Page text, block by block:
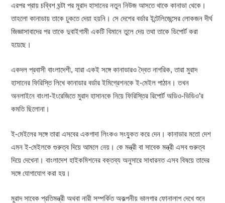
এরপর প্রায় চব্বিশ ঘন্টা পর মুরাদ হাসানের নতুন নিউজ আসতে থাকে কানাডা থেকে।
তাহলো কানাডায় তাকে ঢুকতে দেয়া হয়নি। সে দেশের বর্ডার ইন্টেলিজেন্সের লোকজন দীর্ঘ
জিজ্ঞাসাবাদের পর তাকে দুবাইগামী একটি বিমানে তুলে দেয় তথা তাকে ডিপোর্ট করা
হয়েছে।
একদল প্রবাসী বাংলাদেশী, যারা একই সঙ্গে কানাডারও দ্বৈত নাগরিক, তারা মুরাদ
হাসানের ফিরিস্তি লিখে কানাডার বর্ডার ইমিগ্রেশনকে ই-মেইল পাঠান। তখন
অনলাইনে বাংলা-ইংরেজিতে মুরাদ হাসানকে নিয়ে ফিরিস্তির রিপোর্ট অডিও-ভিডিও’র
কমতি ছিলোনা।
ই-মেইলের সঙ্গে তারা এসবের একগাদা লিংকও সংযু্কত করে দেন। কানাডার মতো দেশ
এমন ই-মেইলকে গুরুত্ব দিয়ে আমলে নেয়। কে মন্ত্রী বা সাবেক মন্ত্রী এসব গুরুত্ব
দিয়ে দেখেনা। বাংলাদেশ হাইকমিশনের বক্তব্য অনুসারে সাধারনত এসব বিষয়ে তাদের
সঙ্গে যোগাযোগ করা হয়।
মুরাদ সাবেক প্রতিমন্ত্রী অথবা নারী সম্পর্কিত অকল্পনীয় ভালগার ফোনালাপ দেখে শুনে